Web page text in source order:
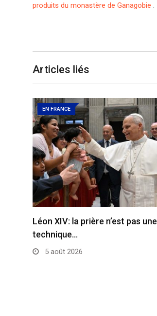
produits du monastère de Ganagobie .
Articles liés
EN FRANCE
Léon XIV: la prière n’est pas une
technique…
5 août 2026